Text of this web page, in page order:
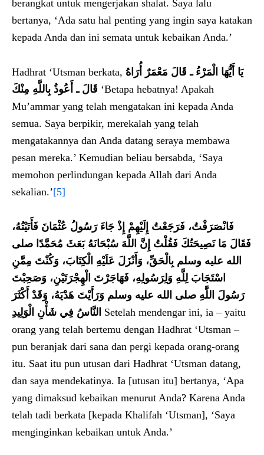
berangkat untuk mengerjakan shalat. Saya lalu
bertanya, ‘Ada satu hal penting yang ingin saya katakan
kepada Anda dan ini semata untuk kebaikan Anda.’
Hadhrat ‘Utsman berkata, يَا أَيُّهَا الْمَرْءُ ـ قَالَ مَعْمَرٌ أُرَاهُ
قَالَ ـ أَعُوذُ بِاللَّهِ مِنْكَ‏ ‘Betapa hebatnya! Apakah
Mu’ammar yang telah mengatakan ini kepada Anda
semua. Saya berpikir, merekalah yang telah
mengatakannya dan Anda datang seraya membawa
pesan mereka.’ Kemudian beliau bersabda, ‘Saya
memohon perlindungan kepada Allah dari Anda
sekalian.’[5]
فَانْصَرَفْتُ، فَرَجَعْتُ إِلَيْهِمْ إِذْ جَاءَ رَسُولُ عُثْمَانَ فَأَتَيْتُهُ،
فَقَالَ مَا نَصِيحَتُكَ فَقُلْتُ إِنَّ اللَّهَ سُبْحَانَهُ بَعَثَ مُحَمَّدًا صلى
الله عليه وسلم بِالْحَقِّ، وَأَنْزَلَ عَلَيْهِ الْكِتَابَ، وَكُنْتَ مِمَّنِ
اسْتَجَابَ لِلَّهِ وَلِرَسُولِهِ، فَهَاجَرْتَ الْهِجْرَتَيْنِ، وَصَحِبْتَ
رَسُولَ اللَّهِ صلى الله عليه وسلم وَرَأَيْتَ هَدْيَهُ، وَقَدْ أَكْثَرَ
النَّاسُ فِي شَأْنِ الْوَلِيدِ‏ Setelah mendengar ini, ia – yaitu
orang yang telah bertemu dengan Hadhrat ‘Utsman –
pun beranjak dari sana dan pergi kepada orang-orang
itu. Saat itu pun utusan dari Hadhrat ‘Utsman datang,
dan saya mendekatinya. Ia [utusan itu] bertanya, ‘Apa
yang dimaksud kebaikan menurut Anda? Karena Anda
telah tadi berkata [kepada Khalifah ‘Utsman], ‘Saya
menginginkan kebaikan untuk Anda.’